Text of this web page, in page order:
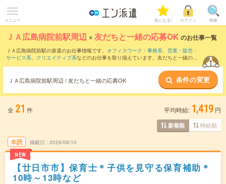
メニュー 気になる! ログイン 検索
ＪＡ広島病院前駅周辺 ×友だちと一緒の応募OK のお仕事一覧
ＪＡ広島病院前駅の派遣のお仕事情報です。 オフィスワーク・事務系、 営業・販売・
サービス系、 クリエイティブ系などのお仕事を取り揃えています。友だちと一緒の応
ＪＡ広島病院前駅周辺 / 友だちと一緒の応募OK 条件の変更
全 21 件 平均時給: 1,419 円
新着順 時給順
未読
NEW
掲載日 2026/08/10
【廿日市市】保育士＊子供を見守る保育補助＊
10時～13時など